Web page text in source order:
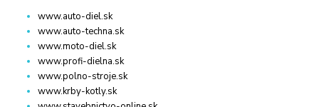
www.auto-diel.sk
www.auto-techna.sk
www.moto-diel.sk
www.profi-dielna.sk
www.polno-stroje.sk
www.krby-kotly.sk